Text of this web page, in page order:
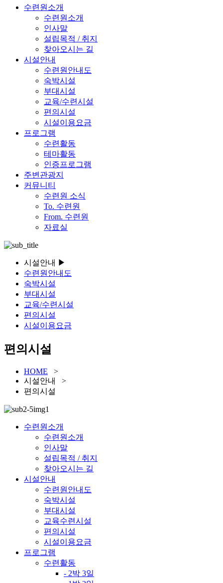
수련원소개
수련원소개
인사말
설립목적 / 취지
찾아오시는 길
시설안내
수련원안내도
숙박시설
부대시설
교육/수련시설
편의시설
시설이용요금
프로그램
수련활동
테마활동
인증프로그램
주변관광지
커뮤니티
수련원 소식
To. 수련원
From. 수련원
자료실
시설안내 ▶
수련원안내도
숙박시설
부대시설
교육/수련시설
편의시설
시설이용요금
편의시설
HOME >
시설안내 >
편의시설
수련원소개
수련원소개
인사말
설립목적 / 취지
찾아오시는 길
시설안내
수련원안내도
숙박시설
부대시설
교육수련시설
편의시설
시설이용요금
프로그램
수련활동
- 2박 3일